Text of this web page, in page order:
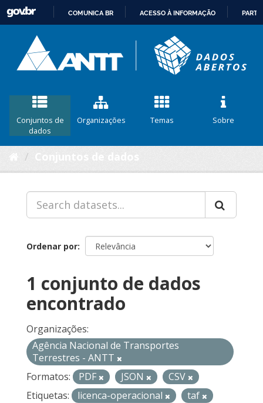
CONTEÚDO
COMUNICA BR ACESSO À INFORMAÇÃO
Conjuntos de
dados
Organizações Temas Sobre
Ordenar por
1 conjunto de dados
encontrado
Organizações:
Agência Nacional de Transportes
Terrestres - ANTT
Formatos:
PDF JSON
CSV
Etiquetas:
licenca-operacional
taf